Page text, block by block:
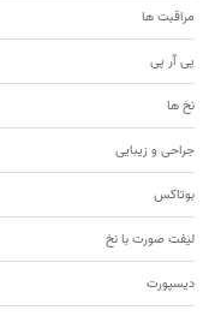
مراقبت ها
پی آر پی
نخ ها
جراحی و زیبایی
بوتاکس
لیفت صورت با نخ
دیسپورت